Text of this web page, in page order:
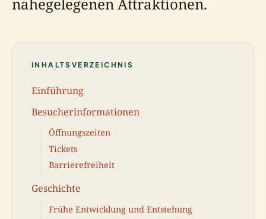
INHALTSVERZEICHNIS
Einführung
Besucherinformationen
Öffnungszeiten
Tickets
Barrierefreiheit
Geschichte
Frühe Entwicklung und Entstehung